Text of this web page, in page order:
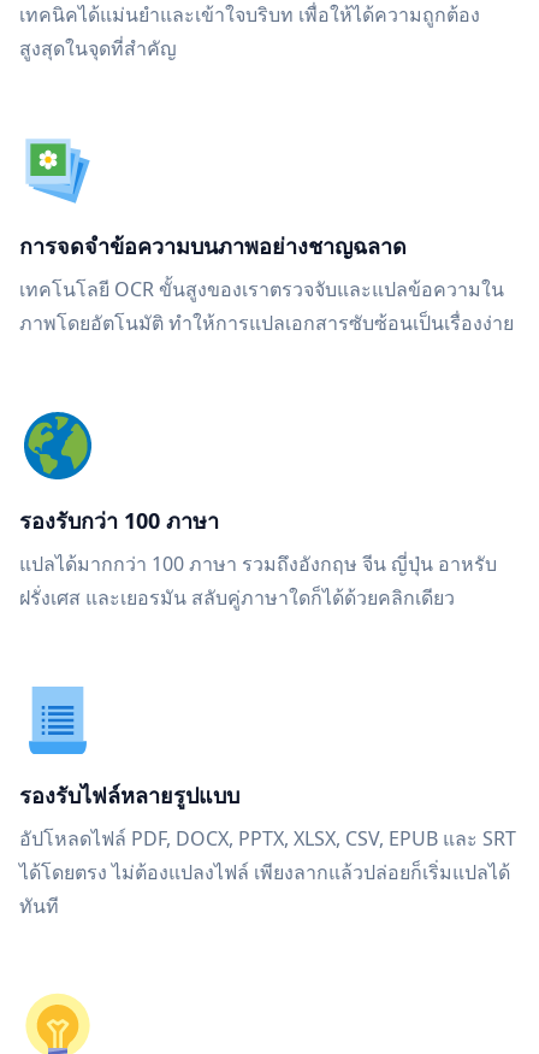
เทคนิคได้แม่นยำและเข้าใจบริบท เพื่อให้ได้ความถูกต้อง
สูงสุดในจุดที่สำคัญ
การจดจำข้อความบนภาพอย่างชาญฉลาด
เทคโนโลยี OCR ขั้นสูงของเราตรวจจับและแปลข้อความใน
ภาพโดยอัตโนมัติ ทำให้การแปลเอกสารซับซ้อนเป็นเรื่องง่าย
รองรับกว่า 100 ภาษา
แปลได้มากกว่า 100 ภาษา รวมถึงอังกฤษ จีน ญี่ปุ่น อาหรับ
ฝรั่งเศส และเยอรมัน สลับคู่ภาษาใดก็ได้ด้วยคลิกเดียว
รองรับไฟล์หลายรูปแบบ
อัปโหลดไฟล์ PDF, DOCX, PPTX, XLSX, CSV, EPUB และ SRT
ได้โดยตรง ไม่ต้องแปลงไฟล์ เพียงลากแล้วปล่อยก็เริ่มแปลได้
ทันที